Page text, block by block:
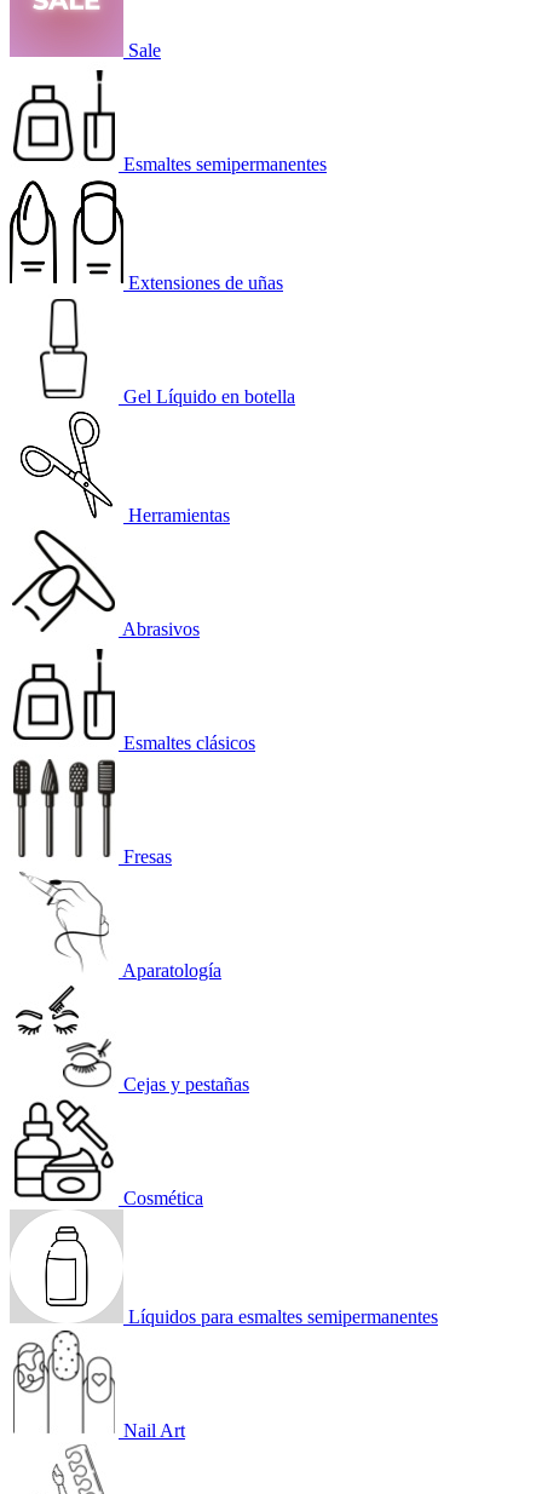
Sale
Esmaltes semipermanentes
Extensiones de uñas
Gel Líquido en botella
Herramientas
Abrasivos
Esmaltes clásicos
Fresas
Aparatología
Cejas y pestañas
Cosmética
Líquidos para esmaltes semipermanentes
Nail Art